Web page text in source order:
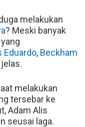
melakukan
? Meski banyak
Eduardo, Beckham
melakukan
tersebar ke
Adam Alis
seusai laga.